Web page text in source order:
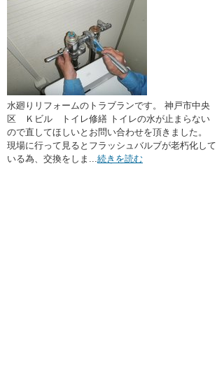
水廻りリフォームのトラブランです。 神戸市中央
区 Ｋビル トイレ修繕 トイレの水が止まらない
ので直してほしいとお問い合わせを頂きました。
現場に行って見るとフラッシュバルブが老朽化して
いる為、交換をしま... 続きを読む